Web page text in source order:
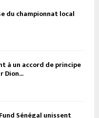
du championnat local
à un accord de principe
Dion...
Sénégal unissent